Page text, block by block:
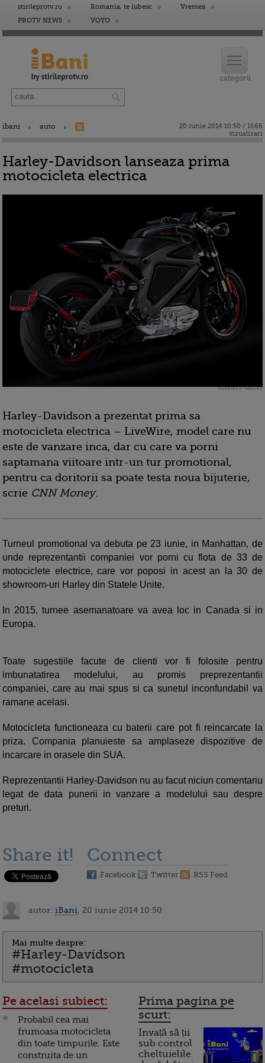
stirileprotv.ro Romania, te iubesc
Vremea
PROTV NEWS
VOYO
ibani auto
20 iunie 2014 10:50 / 1666
vizualizari
Harley-Davidson lanseaza prima
motocicleta electrica
Harley-Davidson a prezentat prima sa
motocicleta electrica – LiveWire, model care nu
este de vanzare inca, dar cu care va porni
saptamana viitoare intr-un tur promotional,
pentru ca doritorii sa poate testa noua bijuterie,
scrie CNN Money.
Turneul promotional va debuta pe 23 iunie, in Manhattan, de
unde reprezentantii companiei vor porni cu flota de 33 de
motociclete electrice, care vor poposi in acest an la 30 de
showroom-uri Harley din Statele Unite.
In 2015, turnee asemanatoare va avea loc in Canada si in
Europa.
Toate sugestiile facute de clienti vor fi folosite pentru
imbunatatirea modelului, au promis preprezentantii
companiei, care au mai spus si ca sunetul inconfundabil va
ramane acelasi.
Motocicleta functioneaza cu baterii care pot fi reincarcate la
priza. Compania planuieste sa amplaseze dispozitive de
incarcare in orasele din SUA.
Reprezentantii Harley-Davidson nu au facut niciun comentariu
legat de data punerii in vanzare a modelului sau despre
preturi.
Share it! Connect
Facebook Twitter RSS Feed
autor: iBani , 20 iunie 2014 10:50
Mai multe despre:
#Harley-Davidson
#motocicleta
Pe acelasi subiect:
Probabil cea mai
frumoasa motocicleta
din toate timpurile. Este
construita de un
Prima pagina pe
scurt:
Invață să ții
sub control
cheltuielile